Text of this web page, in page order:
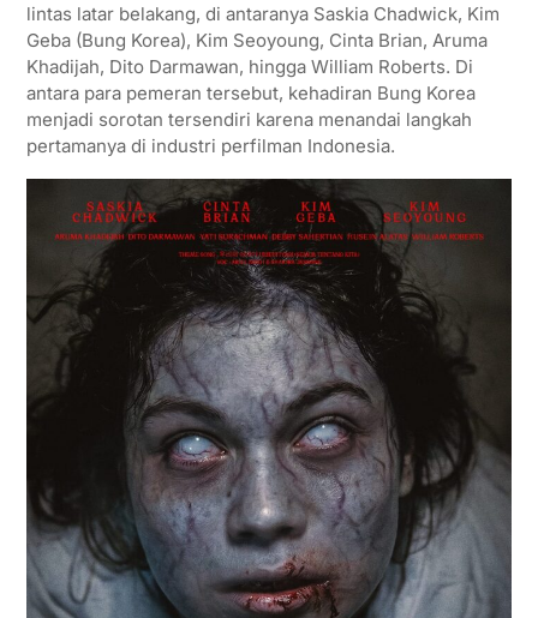
lintas latar belakang, di antaranya Saskia Chadwick, Kim
Geba (Bung Korea), Kim Seoyoung, Cinta Brian, Aruma
Khadijah, Dito Darmawan, hingga William Roberts. Di
antara para pemeran tersebut, kehadiran Bung Korea
menjadi sorotan tersendiri karena menandai langkah
pertamanya di industri perfilman Indonesia.